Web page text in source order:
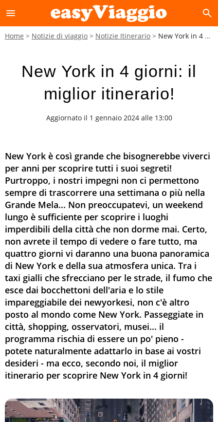
menu search
Home Notizie di viaggio Notizie Itinerario New York in 4 giorni: il miglior itinerario!
New York in 4 giorni: il
miglior itinerario!
Aggiornato il 1 gennaio 2024 alle 13:00
New York è così grande che bisognerebbe viverci
per anni per scoprire tutti i suoi segreti!
Purtroppo, i nostri impegni non ci permettono
sempre di trascorrere una settimana o più nella
Grande Mela... Non preoccupatevi, un weekend
lungo è sufficiente per scoprire i luoghi
imperdibili della città che non dorme mai. Certo,
non avrete il tempo di vedere o fare tutto, ma
quattro giorni vi daranno una buona panoramica
di New York e della sua atmosfera unica. Tra i
taxi gialli che sfrecciano per le strade, il fumo che
esce dai bocchettoni dell'aria e lo stile
impareggiabile dei newyorkesi, non c'è altro
posto al mondo come New York. Passeggiate in
città, shopping, osservatori, musei... il
programma rischia di essere un po' pieno -
potete naturalmente adattarlo in base ai vostri
desideri - ma ecco, secondo noi, il miglior
itinerario per scoprire New York in 4 giorni!